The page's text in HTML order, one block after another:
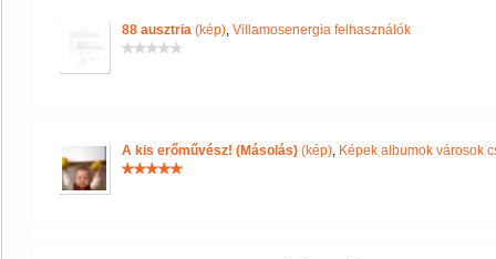
88 ausztria (kép), Villamosenergia felhasználók
A kis erőművész! (Másolás) (kép), Képek albumok városok